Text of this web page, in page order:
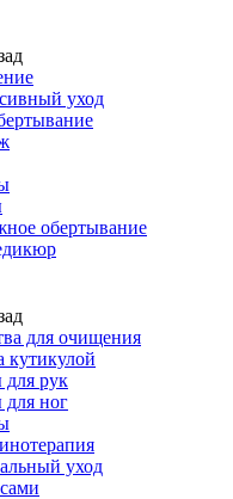
уход
обертывание
для очищения
кутикулой
рук
ног
уход